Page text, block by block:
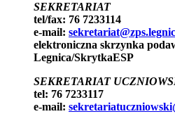
SEKRETARIAT
tel/fax: 76 7233114
e-mail:
elektroniczna skrzynka
Legnica/SkrytkaESP
SEKRETARIAT
tel: 76 7233117
e-mail: